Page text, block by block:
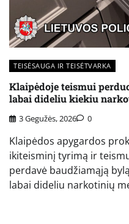
TEISĖSAUGA IR TEISĖTVARKA
Klaipėdoje teismui
labai dideliu kiekiu
3 Gegužės, 2026 0
Klaipėdos apygardos
ikiteisminį tyrimą ir
perdavė baudžiamąją
labai dideliu narkotinių